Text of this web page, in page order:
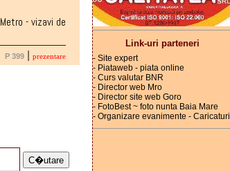
- vizavi de
P 399 prezentare
Link-uri parteneri
- Site expert
- Piataweb - piata online
- Curs valutar BNR
- Director web Mro
- Director site web Goro
- FotoBest ~ foto nunta Baia Mare
- Organizare evanimente - Caricaturi